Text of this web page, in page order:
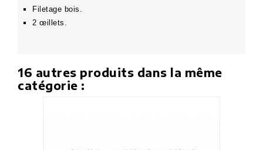
Filetage bois.
2 œillets .
16 autres produits dans la même
catégorie :